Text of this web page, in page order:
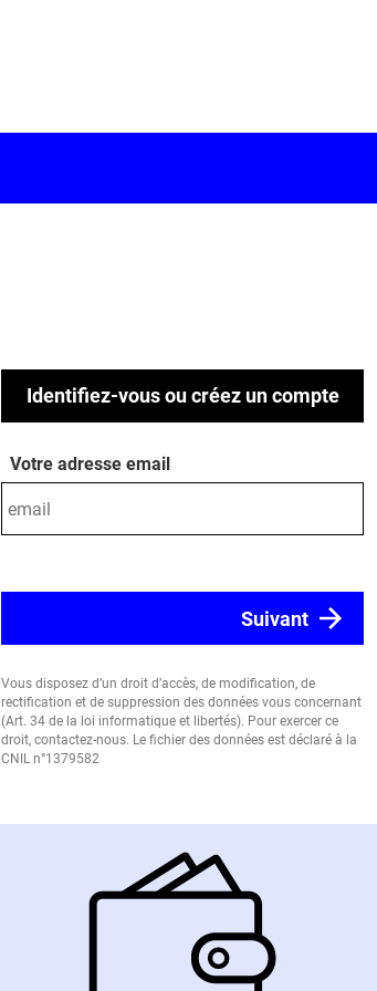
Identifiez-vous ou créez un compte
Votre adresse email
Vous disposez d’un droit d’accès, de modification, de
rectification et de suppression des données vous concernant
(Art. 34 de la loi informatique et libertés). Pour exercer ce
droit, contactez-nous. Le fichier des données est déclaré à la
CNIL n°1379582